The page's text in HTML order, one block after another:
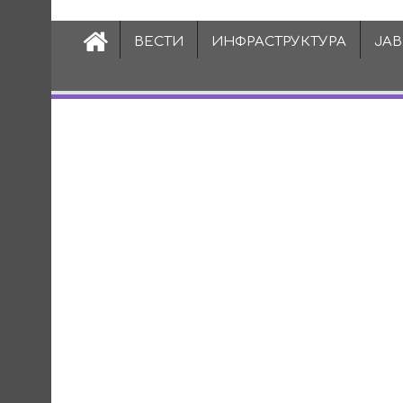
ВЕСТИ ИНФРАСТРУКТУРА